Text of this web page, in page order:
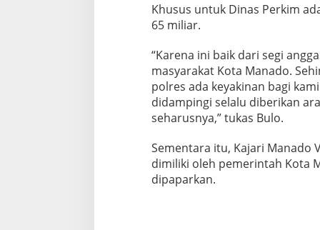
Khusus untuk Dinas Perkim
65 miliar.
“Karena ini baik dari segi
masyarakat Kota Manado.
polres ada keyakinan bagi
didampingi selalu diberikan
seharusnya,” tukas Bulo.
Sementara itu, Kajari Manado
dimiliki oleh pemerintah Kota
dipaparkan.